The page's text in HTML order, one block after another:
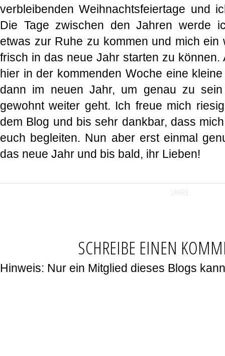
verbleibenden Weihnachtsfeiertage und
Die Tage zwischen den Jahren werde
etwas zur Ruhe zu kommen und mich ein
frisch in das neue Jahr starten zu
hier in der kommenden Woche eine
dann im neuen Jahr, um genau zu
gewohnt weiter geht. Ich freue mich
dem Blog und bis sehr dankbar, dass
euch begleiten. Nun aber erst einmal
das neue Jahr und bis bald, ihr Lieben!
SHARE:
SCHREIBE EINEN
Hinweis: Nur ein Mitglied dieses Blogs